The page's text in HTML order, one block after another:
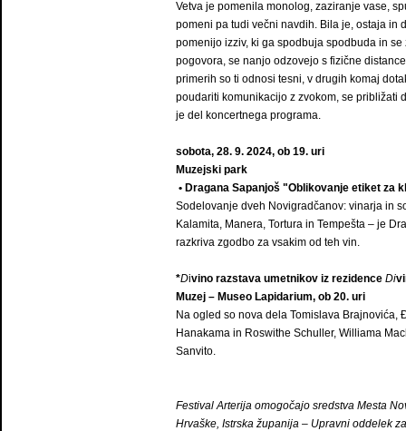
Vetva je pomenila monolog, zaziranje vase,
pomeni pa tudi večni navdih. Bila je, ostaja in
pomenijo izziv, ki ga spodbuja spodbuda in
pogovora, se nanjo odzovejo s fizične
primerih so ti odnosi tesni, v drugih komaj
poudariti komunikacijo z zvokom, se približati
je del koncertnega programa.
sobota, 28. 9. 2024, ob 19. uri
Muzejski park
• Dragana Sapanjoš "Oblikovanje etiket za
Sodelovanje dveh Novigradčanov: vinarja in
Kalamita, Manera, Tortura in Tempešta – je
razkriva zgodbo za vsakim od teh vin.
*Divino razstava umetnikov iz rezidence Di
Muzej – Museo Lapidarium, ob 20. uri
Na ogled so nova dela Tomislava
Hanakama in Roswithe Schuller, Williama
Sanvito.
Festival Arterija omogočajo sredstva Mesta
Hrvaške, Istrska županija – Upravni oddelek